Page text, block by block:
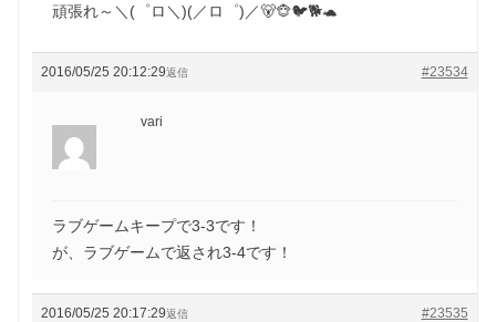
頑張れ～＼(゜ロ＼)(／ロ゜)／🐻🐵🐦🐕🐢
2016/05/25 20:12:29 #23534
返信
vari
ラブゲームキープで3-3です！
が、ラブゲームで返され3-4です！
2016/05/25 20:17:29 #23535
返信